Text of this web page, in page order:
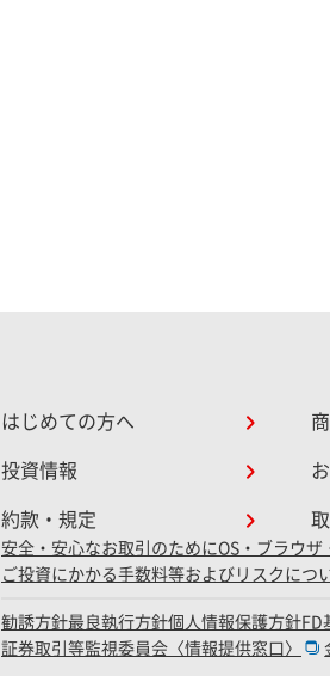
はじめての方へ
投資情報
約款・規定
安全・安心なお取引のためにOS・ブラウザ
ご投資にかかる手数料等およびリスクにつ
勧誘方針最良執行方針個人情報保護方針FD
証券取引等監視委員会〈情報提供窓口〉